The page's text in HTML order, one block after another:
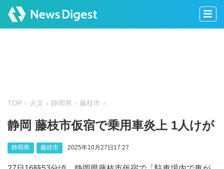
TOP 火災 静岡県 藤枝市
静岡 藤枝市仮宿で乗用車炎上 1人けが
静岡県 藤枝市 2025年10月27日17:27